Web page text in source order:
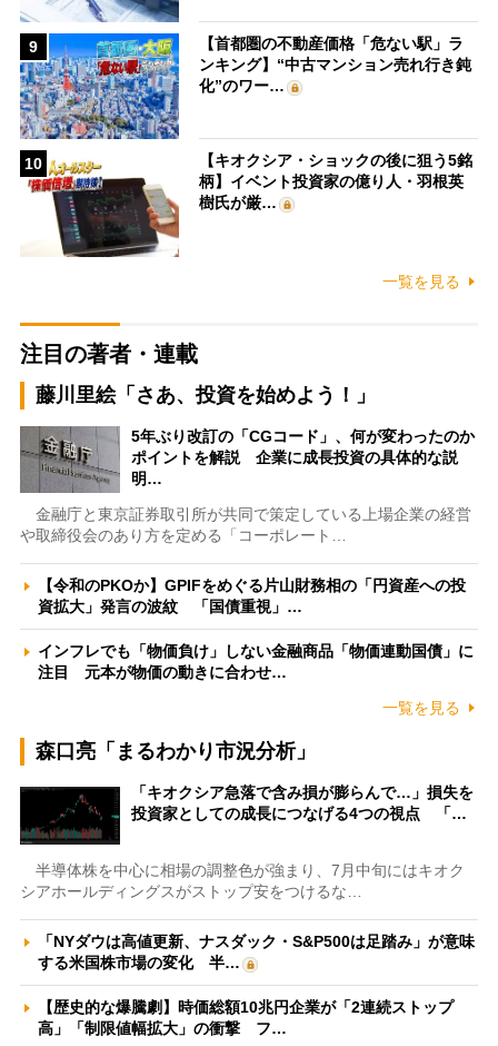
9
【首都圏の不動産価格「危ない駅」ラ
ンキング】“中古マンション売れ行き鈍
化”のワー…
10
【キオクシア・ショックの後に狙う5銘
柄】イベント投資家の億り人・羽根英
樹氏が厳…
一覧を見る
注目の著者・連載
藤川里絵「さあ、投資を始めよう！」
5年ぶり改訂の「CGコード」、何が変わったのか
ポイントを解説 企業に成長投資の具体的な説
明…
金融庁と東京証券取引所が共同で策定している上場企業の経営
や取締役会のあり方を定める「コーポレート…
【令和のPKOか】GPIFをめぐる片山財務相の「円資産への投
資拡大」発言の波紋 「国債重視」…
インフレでも「物価負け」しない金融商品「物価連動国債」に
注目 元本が物価の動きに合わせ…
一覧を見る
森口亮「まるわかり市況分析」
「キオクシア急落で含み損が膨らんで…」損失を
投資家としての成長につなげる4つの視点 「…
半導体株を中心に相場の調整色が強まり、7月中旬にはキオク
シアホールディングスがストップ安をつけるな…
「NYダウは高値更新、ナスダック・S&P500は足踏み」が意味
する米国株市場の変化 半…
【歴史的な爆騰劇】時価総額10兆円企業が「2連続ストップ
高」「制限値幅拡大」の衝撃 フ…